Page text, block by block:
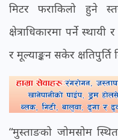
मिटर फराकिलो हुने
क्षेत्राधिकारमा पर्ने
र मूल्याङ्कन सकेर
“मुस्ताङको जोमसोम